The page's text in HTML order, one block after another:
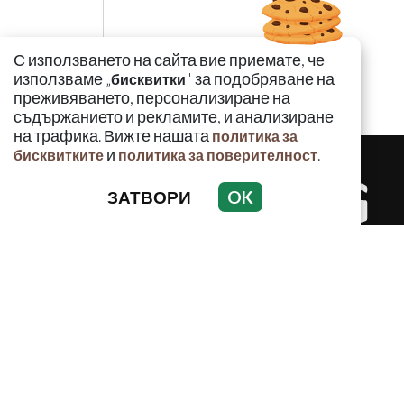
С използването на сайта вие приемате, че
използваме „бисквитки" за подобряване на
преживяването, персонализиране на
съдържанието и рекламите, и анализиране
на трафика. Вижте нашата политика за
бисквитките и политика за поверителност.
ЗАТВОРИ OK